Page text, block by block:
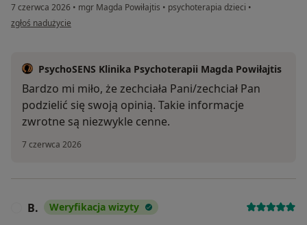
7 czerwca 2026 • mgr Magda Powiłajtis • psychoterapia dzieci •
w opinii użytkownika Kasia
zgłoś nadużycie
PsychoSENS Klinika Psychoterapii Magda Powiłajtis
Bardzo mi miło, że zechciała Pani/zechciał Pan
podzielić się swoją opinią. Takie informacje
zwrotne są niezwykle cenne.
7 czerwca 2026
B. Weryfikacja wizyty